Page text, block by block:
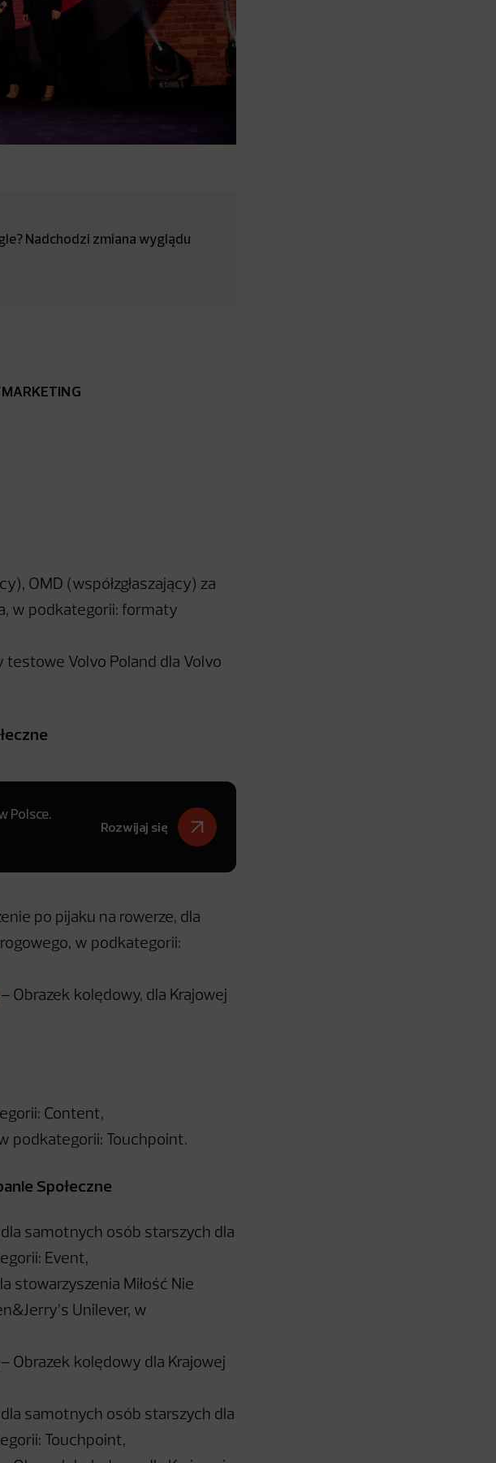
Nadchodzi zmiana wyglądu
OMD (współzgłaszający) za
w podkategorii: formaty
testowe Volvo Poland dla Volvo
Polsce.
Rozwijaj się
po pijaku na rowerze, dla
w podkategorii:
– Obrazek kolędowy, dla Krajowej
Content,
podkategorii: Touchpoint.
Społeczne
dla samotnych osób starszych dla
Event,
stowarzyszenia Miłość Nie
Unilever, w
Obrazek kolędowy dla Krajowej
dla samotnych osób starszych dla
Touchpoint,